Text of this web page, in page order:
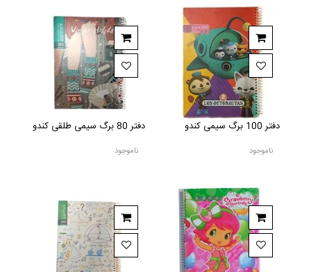
دفتر 100 برگ سیمی کندو
ناموجود
دفتر 80 برگ سیمی طلقی کندو
ناموجود